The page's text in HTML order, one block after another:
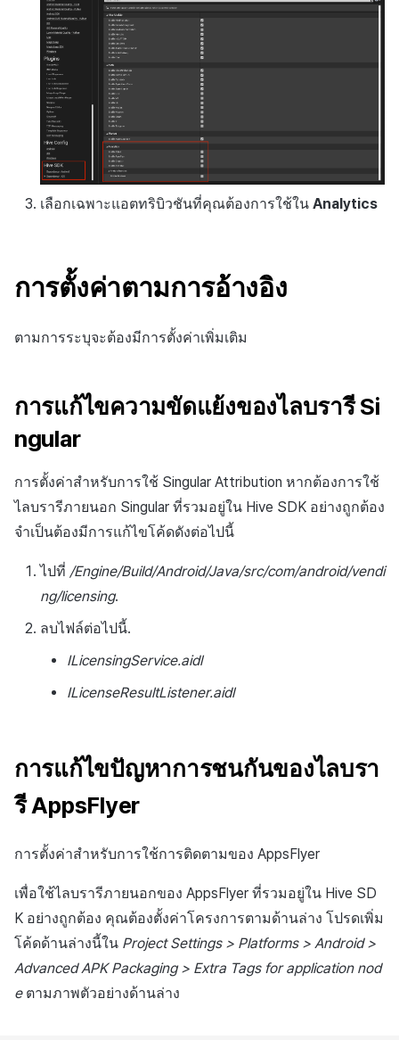
เลือกเฉพาะแอตทริบิวชันที่คุณต้องการใช้ใน Analytics
การตั้งค่าตามการอ้างอิง
ตามการระบุจะต้องมีการตั้งค่าเพิ่มเติม
การแก้ไขความขัดแย้งของไลบรารี Si
ngular
การตั้งค่าสำหรับการใช้ Singular Attribution หากต้องการใช้
ไลบรารีภายนอก Singular ที่รวมอยู่ใน Hive SDK อย่างถูกต้อง
จำเป็นต้องมีการแก้ไขโค้ดดังต่อไปนี้
ไปที่ /Engine/Build/Android/Java/src/com/android/vendi
ng/licensing.
ลบไฟล์ต่อไปนี้.
ILicensingService.aidl
ILicenseResultListener.aidl
การแก้ไขปัญหาการชนกันของไลบรา
รี AppsFlyer
การตั้งค่าสำหรับการใช้การติดตามของ AppsFlyer
เพื่อใช้ไลบรารีภายนอกของ AppsFlyer ที่รวมอยู่ใน Hive SD
K อย่างถูกต้อง คุณต้องตั้งค่าโครงการตามด้านล่าง โปรดเพิ่ม
โค้ดด้านล่างนี้ใน Project Settings > Platforms > Android >
Advanced APK Packaging > Extra Tags for application nod
eตามภาพตัวอย่างด้านล่าง